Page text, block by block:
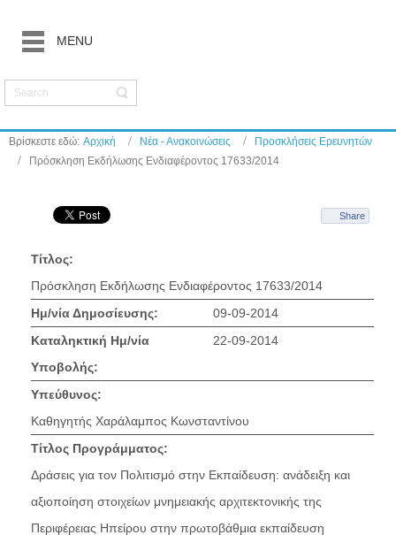
MENU
Βρίσκεστε εδώ: Αρχική Νέα - Ανακοινώσεις
Προσκλήσεις Ερευνητών
Πρόσκληση Εκδήλωσης Ενδιαφέροντος 17633/2014
Share
Τίτλος:
Πρόσκληση Εκδήλωσης Ενδιαφέροντος 17633/2014
Ημ/νία Δημοσίευσης:
09-09-2014
Καταληκτική Ημ/νία
Υποβολής:
22-09-2014
Υπεύθυνος:
Καθηγητής Χαράλαμπος Κωνσταντίνου
Τίτλος Προγράμματος:
Δράσεις για τον Πολιτισμό στην Εκπαίδευση: ανάδειξη και
αξιοποίηση στοιχείων μνημειακής αρχιτεκτονικής της
Περιφέρειας Ηπείρου στην πρωτοβάθμια εκπαίδευση